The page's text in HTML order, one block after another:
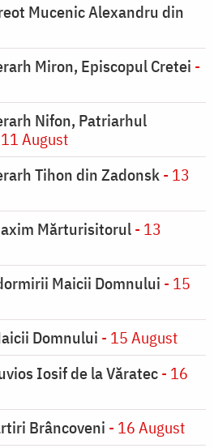
Mucenic Alexandru din
Miron, Episcopul Cretei -
Nifon, Patriarhul
August
Tihon din Zadonsk- 13
Mărturisitorul- 13
Maicii Domnului - 15
Domnului - 15 August
Iosif de la Văratec- 16
Brâncoveni - 16 August